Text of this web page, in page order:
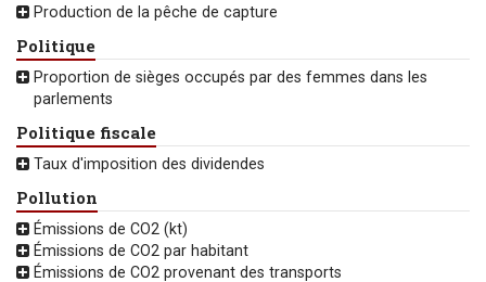
Production de la pêche de capture
Politique
Proportion de sièges occupés par des femmes dans les
parlements
Politique fiscale
Taux d'imposition des dividendes
Pollution
Émissions de CO2 (kt)
Émissions de CO2 par habitant
Émissions de CO2 provenant des transports